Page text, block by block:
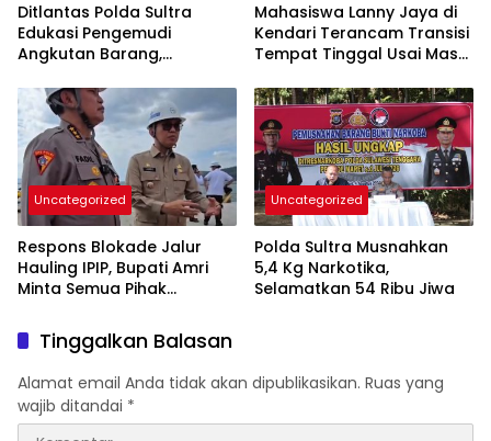
Ditlantas Polda Sultra
Edukasi Pengemudi
Angkutan Barang,
Kendaraan Demi
Keselamatan Berlalu Lintas
Mahasiswa Lanny Jaya di
Kendari Terancam Transisi
Tempat Tinggal Usai Masa
Uncategorized
Respons Blokade Jalur
Hauling IPIP, Bupati Amri
Minta Semua Pihak
Kepastian Hukum
Uncategorized
Polda Sultra Musnahkan
5,4 Kg Narkotika,
Selamatkan 54 Ribu Jiwa
Tinggalkan Balasan
Alamat email Anda tidak akan dipublikasikan. Ruas yang
wajib ditandai *